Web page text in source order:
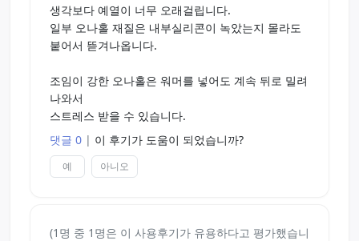
하지만 그 순간의 효과가 다른 어떤 걸로도 대체하기
어렵기 때문에 워머를 사용하게 되지 않나 싶습니다.
홀을 뎁히는 여러 방법에는 각기 다른 장점과 단점이
끝으로 이런 말을 하고 싶네요.
'장비는 많으면 많을수록 좋다'
생각보다 예열이 너무 오래걸립니다.
일부 오나홀 재질은 내부실리콘이 녹았는지 몰라도
붙어서 뜯겨나옵니다.
조임이 강한 오나홀은 워머를 넣어도 계속 뒤로 밀려
나와서
스트레스 받을 수 있습니다.
댓글 0 | 이 후기가 도움이 되었습니까?
예 아니오
(1명 중 1명은 이 사용후기가 유용하다고 평가했습니